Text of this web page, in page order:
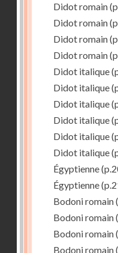
Didot romain
Didot romain
Didot romain
Didot romain
Didot italique
Didot italique
Didot italique
Didot italique
Didot italique
Didot italique
Égyptienne
Égyptienne
Bodoni romain
Bodoni romain
Bodoni romain
Bodoni romain